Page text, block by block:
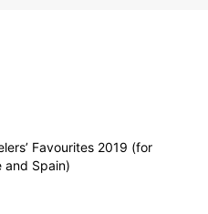
Favourites 2019 (for
and Spain)